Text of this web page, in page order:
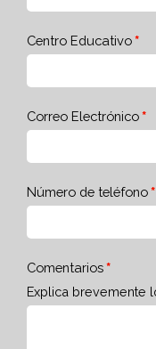
Centro Educativo
Correo Electrónico
Número de teléfono
Comentarios
Explica brevemente